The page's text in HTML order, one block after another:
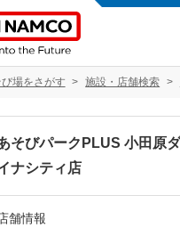
場をさがす 施設・店舗検索
そびパークPLUS 小田原ダ
ナシティ店
舗情報